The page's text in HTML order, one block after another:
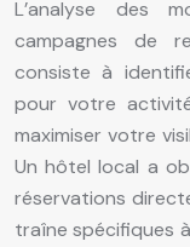
L’analyse des
campagnes de
consiste à
pour votre
maximiser votre
Un hôtel local a
réservations
traîne spécifiques